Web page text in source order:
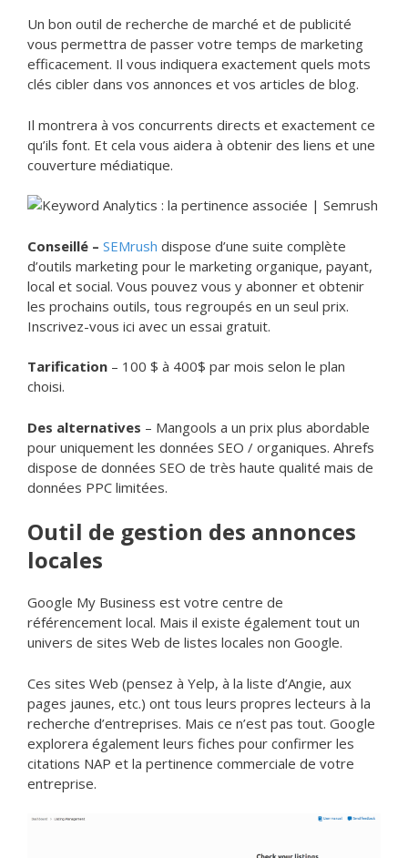
Un bon outil de recherche de marché et de publicité
vous permettra de passer votre temps de marketing
efficacement. Il vous indiquera exactement quels mots
clés cibler dans vos annonces et vos articles de blog.
Il montrera à vos concurrents directs et exactement ce
qu’ils font. Et cela vous aidera à obtenir des liens et une
couverture médiatique.
Conseillé – SEMrush dispose d’une suite complète
d’outils marketing pour le marketing organique, payant,
local et social. Vous pouvez vous y abonner et obtenir
les prochains outils, tous regroupés en un seul prix.
Inscrivez-vous ici avec un essai gratuit.
Tarification – 100 $ à 400$ par mois selon le plan
choisi.
Des alternatives – Mangools a un prix plus abordable
pour uniquement les données SEO / organiques. Ahrefs
dispose de données SEO de très haute qualité mais de
données PPC limitées.
Outil de gestion des annonces
locales
Google My Business est votre centre de
référencement local. Mais il existe également tout un
univers de sites Web de listes locales non Google.
Ces sites Web (pensez à Yelp, à la liste d’Angie, aux
pages jaunes, etc.) ont tous leurs propres lecteurs à la
recherche d’entreprises. Mais ce n’est pas tout. Google
explorera également leurs fiches pour confirmer les
citations NAP et la pertinence commerciale de votre
entreprise.